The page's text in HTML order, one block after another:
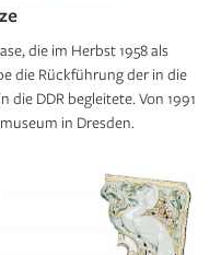
die im Herbst 1958 als
die Rückführung der in die
DDR begleitete. Von 1991
in Dresden.